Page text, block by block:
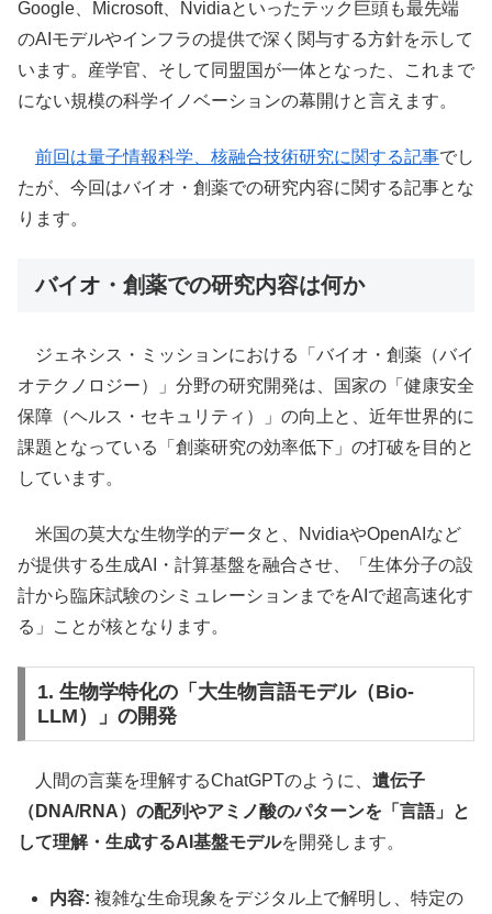
Google、Microsoft、Nvidiaといったテック巨頭も最先端
のAIモデルやインフラの提供で深く関与する方針を示して
います。産学官、そして同盟国が一体となった、これまで
にない規模の科学イノベーションの幕開けと言えます。
前回は量子情報科学、核融合技術研究に関する記事でし
たが、今回はバイオ・創薬での研究内容に関する記事とな
ります。
バイオ・創薬での研究内容は何か
ジェネシス・ミッションにおける「バイオ・創薬（バイ
オテクノロジー）」分野の研究開発は、国家の「健康安全
保障（ヘルス・セキュリティ）」の向上と、近年世界的に
課題となっている「創薬研究の効率低下」の打破を目的と
しています。
米国の莫大な生物学的データと、NvidiaやOpenAIなど
が提供する生成AI・計算基盤を融合させ、「生体分子の設
計から臨床試験のシミュレーションまでをAIで超高速化す
る」ことが核となります。
1. 生物学特化の「大生物言語モデル（Bio-
LLM）」の開発
人間の言葉を理解するChatGPTのように、 遺伝子
（DNA/RNA）の配列やアミノ酸のパターンを「言語」と
して理解・生成するAI基盤モデルを開発します。
内容: 複雑な生命現象をデジタル上で解明し、特定の